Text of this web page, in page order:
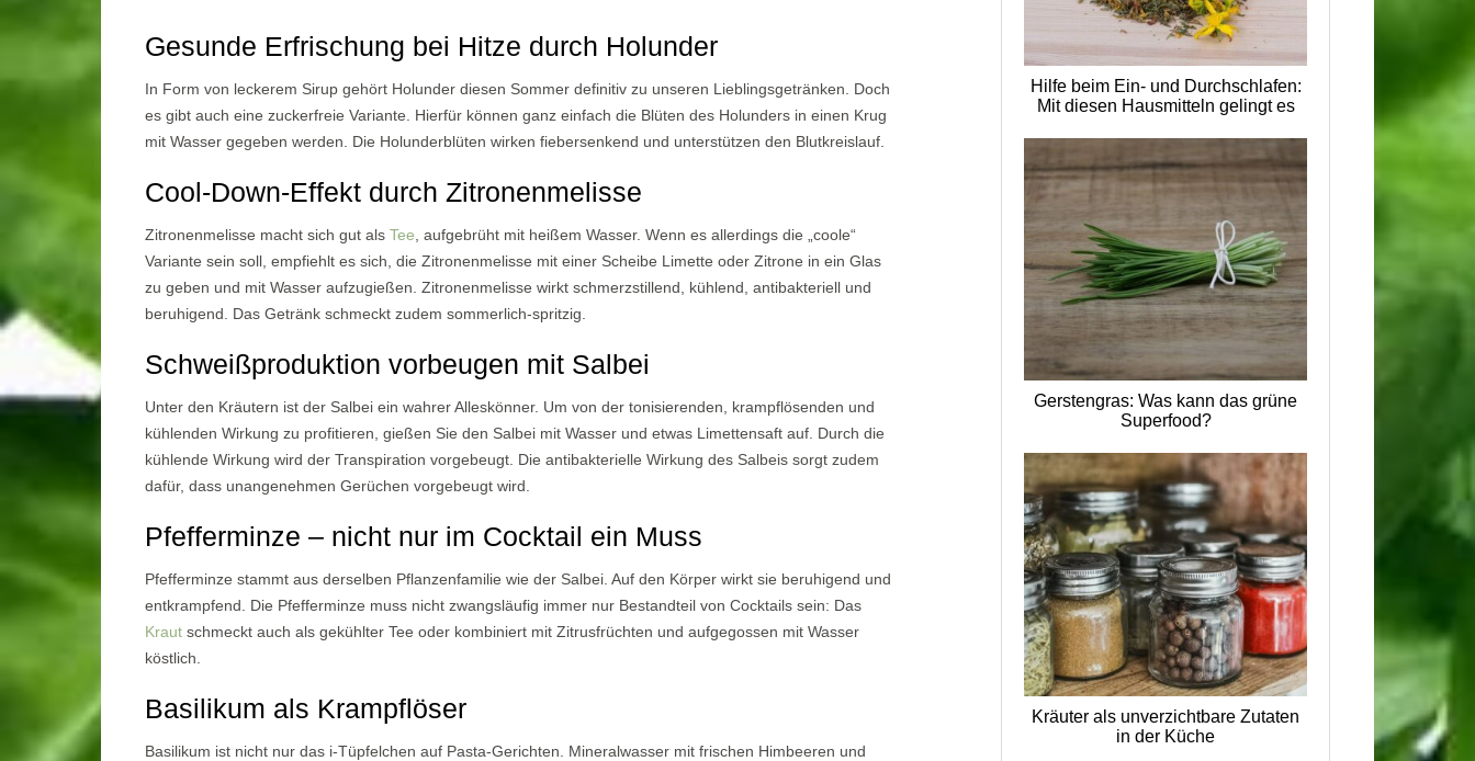
Gesunde Erfrischung bei Hitze durch Holunder
In Form von leckerem Sirup gehört Holunder diesen Sommer definitiv zu unseren Lieblingsgetränken. Doch
es gibt auch eine zuckerfreie Variante. Hierfür können ganz einfach die Blüten des Holunders in einen Krug
mit Wasser gegeben werden. Die Holunderblüten wirken fiebersenkend und unterstützen den Blutkreislauf.
Cool-Down-Effekt durch Zitronenmelisse
Zitronenmelisse macht sich gut als Tee , aufgebrüht mit heißem Wasser. Wenn es allerdings die „coole“
Variante sein soll, empfiehlt es sich, die Zitronenmelisse mit einer Scheibe Limette oder Zitrone in ein Glas
zu geben und mit Wasser aufzugießen. Zitronenmelisse wirkt schmerzstillend, kühlend, antibakteriell und
beruhigend. Das Getränk schmeckt zudem sommerlich-spritzig.
Schweißproduktion vorbeugen mit Salbei
Unter den Kräutern ist der Salbei ein wahrer Alleskönner. Um von der tonisierenden, krampflösenden und
kühlenden Wirkung zu profitieren, gießen Sie den Salbei mit Wasser und etwas Limettensaft auf. Durch die
kühlende Wirkung wird der Transpiration vorgebeugt. Die antibakterielle Wirkung des Salbeis sorgt zudem
dafür, dass unangenehmen Gerüchen vorgebeugt wird.
Pfefferminze – nicht nur im Cocktail ein Muss
Pfefferminze stammt aus derselben Pflanzenfamilie wie der Salbei. Auf den Körper wirkt sie beruhigend und
entkrampfend. Die Pfefferminze muss nicht zwangsläufig immer nur Bestandteil von Cocktails sein: Das
Kraut schmeckt auch als gekühlter Tee oder kombiniert mit Zitrusfrüchten und aufgegossen mit Wasser
köstlich.
Basilikum als Krampflöser
Basilikum ist nicht nur das i-Tüpfelchen auf Pasta-Gerichten. Mineralwasser mit frischen Himbeeren und
Hilfe beim Ein- und Durchschlafen:
Mit diesen Hausmitteln gelingt es
Gerstengras: Was kann das grüne
Superfood?
Kräuter als unverzichtbare Zutaten
in der Küche